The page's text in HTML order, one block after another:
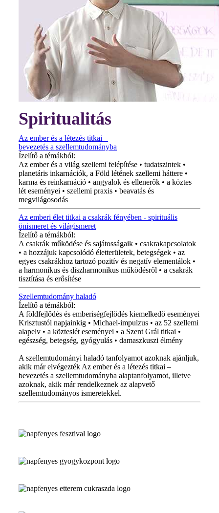
Spiritualitás
Az ember és a létezés titkai –
bevezetés a szellemtudományba
Ízelítő a témákból:
Az ember és a világ szellemi felépítése • tudatszintek •
planetáris inkarnációk, a Föld létének szellemi háttere •
karma és reinkarnáció • angyalok és ellenerők • a köztes
lét eseményei • szellemi praxis • beavatás és
megvilágosodás
Az emberi élet titkai a csakrák fényében - spirituális
önismeret és világismeret
Ízelítő a témákból:
A csakrák működése és sajátosságaik • csakrakapcsolatok
• a hozzájuk kapcsolódó életterületek, betegségek • az
egyes csakrákhoz tartozó pozitív és negatív elementálok •
a harmonikus és diszharmonikus működésről • a csakrák
tisztítása és erősítése
Szellemtudomány haladó
Ízelítő a témákból:
A földfejlődés és emberiségfejlődés kiemelkedő eseményei
Krisztustól napjainkig • Michael-impulzus • az 52 szellemi
alapelv • a közteslét eseményei • a Szent Grál titkai •
egészség, betegség, gyógyulás • damaszkuszi élmény
A szellemtudományi haladó tanfolyamot azoknak ajánljuk,
akik már elvégezték Az ember és a létezés titkai –
bevezetés a szellemtudományba alaptanfolyamot, illetve
azoknak, akik már rendelkeznek az alapvető
szellemtudományos ismeretekkel.